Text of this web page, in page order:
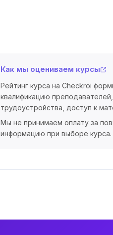
Как мы оцениваем курсы
Рейтинг курса на Checkroi
квалификацию
трудоустройства, доступ к
Мы не принимаем оплату за
информацию при выборе курса.